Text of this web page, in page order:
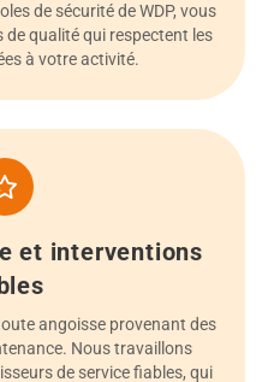
de sécurité de WDP, vous
qualité qui respectent les
à votre activité.
et interventions
angoisse provenant des
Nous travaillons
de service fiables, qui